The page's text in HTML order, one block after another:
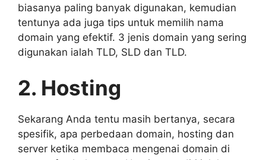
biasanya paling banyak digunakan, kemudian
tentunya ada juga tips untuk memilih nama
domain yang efektif. 3 jenis domain yang sering
digunakan ialah TLD, SLD dan TLD.
2. Hosting
Sekarang Anda tentu masih bertanya, secara
spesifik, apa perbedaan domain, hosting dan
server ketika membaca mengenai domain di